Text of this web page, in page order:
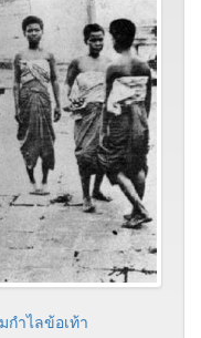
กำไลข้อเท้า